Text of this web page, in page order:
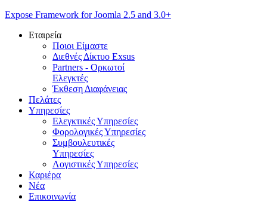
Expose Framework for Joomla 2.5 and 3.0+
Εταιρεία
Ποιοι Είμαστε
Διεθνές Δίκτυο Exsus
Partners - Ορκωτοί
Ελεγκτές
Έκθεση Διαφάνειας
Πελάτες
Υπηρεσίες
Ελεγκτικές Υπηρεσίες
Φορολογικές Υπηρεσίες
Συμβουλευτικές
Υπηρεσίες
Λογιστικές Υπηρεσίες
Καριέρα
Νέα
Επικοινωνία